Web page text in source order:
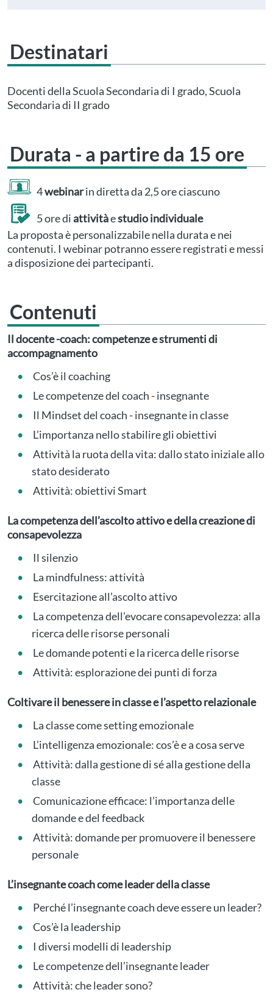
Destinatari
tuo profilo personalePrima di procedere all'iscrizione aggiorna le tue scuole in
Area Personale
Docenti della Scuola Secondaria di I grado, Scuola
Secondaria di II grado
Durata - a partire da 15 ore
4webinarin diretta da 2,5 ore ciascuno
5 ore diattivitàestudio individuale
La proposta è personalizzabile nella durata e nei
contenuti. I webinar potranno essere registrati e messi
a disposizione dei partecipanti.
Contenuti
Il docente -coach: competenze e strumenti di
accompagnamento
Cos’è il coaching
Le competenze del coach - insegnante
Il Mindset del coach - insegnante in classe
L’importanza nello stabilire gli obiettivi
Attività la ruota della vita: dallo stato iniziale allo
stato desiderato
Attività: obiettivi Smart
La competenza dell’ascolto attivo e della creazione di
consapevolezza
Il silenzio
La mindfulness: attività
Esercitazione all’ascolto attivo
La competenza dell’evocare consapevolezza: alla
ricerca delle risorse personali
Le domande potenti e la ricerca delle risorse
Attività: esplorazione dei punti di forza
Coltivare il benessere in classe e l’aspetto relazionale
La classe come setting emozionale
L’intelligenza emozionale: cos’è e a cosa serve
Attività: dalla gestione di sé alla gestione della
classe
Comunicazione efficace: l’importanza delle
domande e del feedback
Attività: domande per promuovere il benessere
personale
L’insegnante coach come leader della classe
Perché l’insegnante coach deve essere un leader?
Cos’è la leadership
I diversi modelli di leadership
Le competenze dell’insegnante leader
Attività: che leader sono?